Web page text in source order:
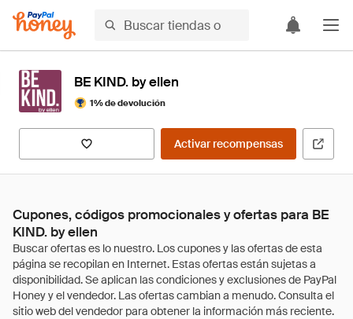
BE KIND. by ellen
1% de devolución
Activar recompensas
Cupones, códigos promocionales y ofertas para BE
KIND. by ellen